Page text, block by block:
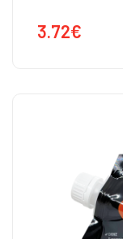
3.72€